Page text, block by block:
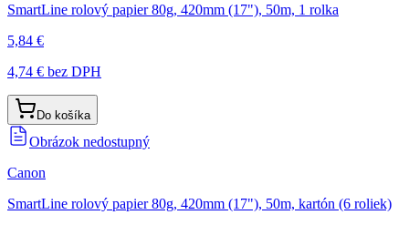
SmartLine rolový papier 80g, 420mm (17"), 50m, 1 rolka
5,84 €
4,74 € bez DPH
Do košíka
Obrázok nedostupný
Canon
SmartLine rolový papier 80g, 420mm (17"), 50m, kartón (6 roliek)